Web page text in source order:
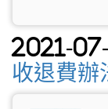
2021-
收退費辦